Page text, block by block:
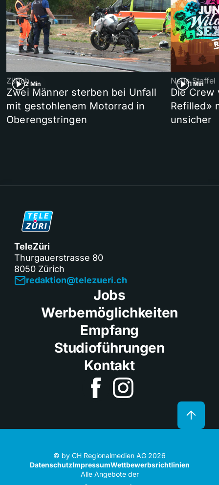
2 Min
Zürich
Zwei Männer sterben bei Unfall
mit gestohlenem Motorrad in
Oberengstringen
1 Min
Neue Staffel
Die Crew
Refilled»
unsicher
TeleZüri
Thurgauerstrasse 80
8050 Zürich
redaktion@telezueri.ch
Jobs
Werbemöglichkeiten
Empfang
Studioführungen
Kontakt
© by CH Regionalmedien AG 2026
DatenschutzImpressumWettbewerbsrichtlinien
Alle Angebote der